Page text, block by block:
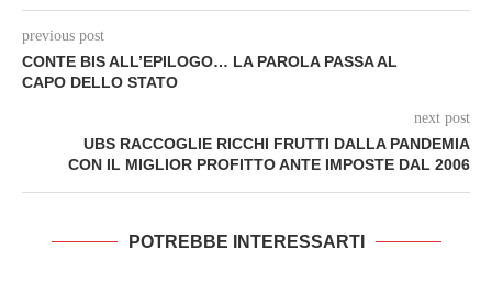
previous post
CONTE BIS ALL’EPILOGO… LA PAROLA PASSA AL
CAPO DELLO STATO
next post
UBS RACCOGLIE RICCHI FRUTTI DALLA PANDEMIA
CON IL MIGLIOR PROFITTO ANTE IMPOSTE DAL 2006
POTREBBE INTERESSARTI